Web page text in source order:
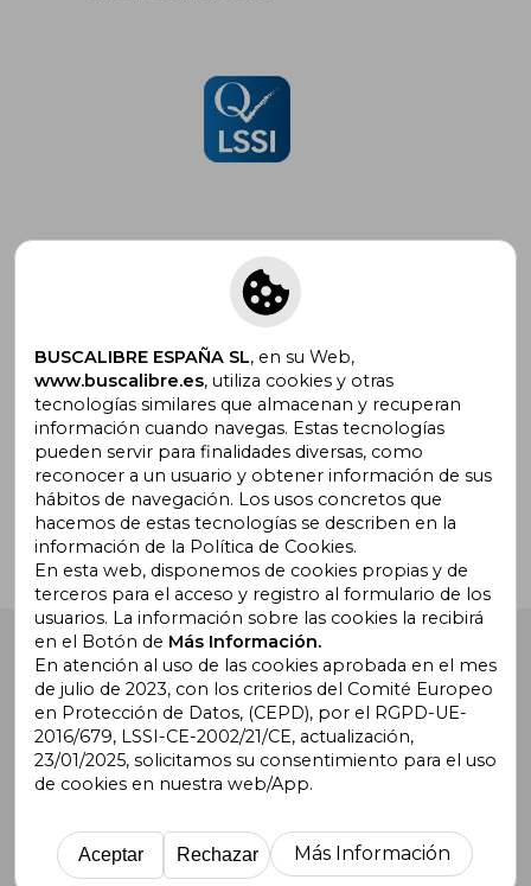
Suscríbete para recibir ofertas y
promociones
¿Necesitas ayuda?
Ir a Centro de Soporte
Buscalibre España. Calle Energía, 65, Nave 3 (08940),
Cornellà de Llobregat, Barcelona. Derechos Reservados.
Buscalibre Argentina| Buscalibre Chile
Buscalibre Uruguay|Buscalibre México|Buscalibre
Perú
|Buscalibre Estados Unidos|Buscalibre Otros
BUSCALIBRE ESPAÑA SL, en su Web,
www.buscalibre.es, utiliza cookies y otras
tecnologías similares que almacenan y recuperan
información cuando navegas. Estas tecnologías
pueden servir para finalidades diversas, como
reconocer a un usuario y obtener información de sus
hábitos de navegación. Los usos concretos que
hacemos de estas tecnologías se describen en la
información de la Política de Cookies.
En esta web, disponemos de cookies propias y de
terceros para el acceso y registro al formulario de los
usuarios. La información sobre las cookies la recibirá
en el Botón de Más Información.
En atención al uso de las cookies aprobada en el mes
de julio de 2023, con los criterios del Comité Europeo
en Protección de Datos, (CEPD), por el RGPD-UE-
2016/679, LSSI-CE-2002/21/CE, actualización,
23/01/2025, solicitamos su consentimiento para el uso
de cookies en nuestra web/App.
Aceptar Rechazar Más Información